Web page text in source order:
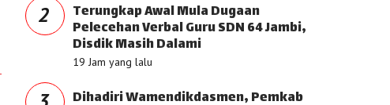
2 Terungkap Awal Mula Dugaan
Pelecehan Verbal Guru SDN 64 Jambi,
Disdik Masih Dalami
19 Jam yang lalu
Dihadiri Wamendikdasmen, Pemkab